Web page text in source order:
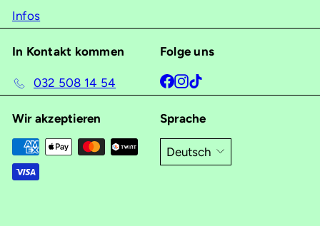
Infos
In Kontakt kommen
032 508 14 54
Folge uns
Facebook
Instagram
Wir akzeptieren Sprache
Deutsch